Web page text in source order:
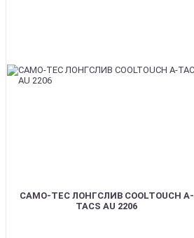
CAMO-TEC ЛОНГСЛИВ COOLTOUCH A-
TACS AU 2206